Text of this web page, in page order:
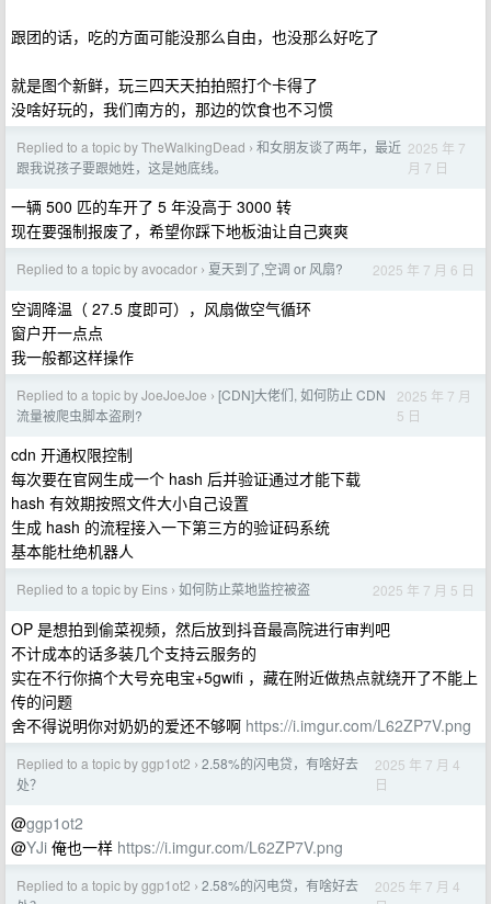
跟团的话，吃的方面可能没那么自由，也没那么好吃了
就是图个新鲜，玩三四天天拍拍照打个卡得了
没啥好玩的，我们南方的，那边的饮食也不习惯
Replied to a topic by TheWalkingDead › 和女朋友谈了两年，最近
跟我说孩子要跟她姓，这是她底线。
2025 年 7
月 7 日
一辆 500 匹的车开了 5 年没高于 3000 转
现在要强制报废了，希望你踩下地板油让自己爽爽
Replied to a topic by avocador › 夏天到了,空调 or 风扇? 2025 年 7 月 6 日
空调降温（ 27.5 度即可），风扇做空气循环
窗户开一点点
我一般都这样操作
Replied to a topic by JoeJoeJoe › [CDN]大佬们, 如何防止 CDN
流量被爬虫脚本盗刷?
2025 年 7 月
5 日
cdn 开通权限控制
每次要在官网生成一个 hash 后并验证通过才能下载
hash 有效期按照文件大小自己设置
生成 hash 的流程接入一下第三方的验证码系统
基本能杜绝机器人
Replied to a topic by Eins › 如何防止菜地监控被盗 2025 年 7 月 5 日
OP 是想拍到偷菜视频，然后放到抖音最高院进行审判吧
不计成本的话多装几个支持云服务的
实在不行你搞个大号充电宝+5gwifi ，藏在附近做热点就绕开了不能上
传的问题
舍不得说明你对奶奶的爱还不够啊 https://i.imgur.com/L62ZP7V.png
Replied to a topic by ggp1ot2 › 2.58%的闪电贷，有啥好去
处？
2025 年 7 月 4
日
@ggp1ot2
@YJi 俺也一样 https://i.imgur.com/L62ZP7V.png
Replied to a topic by ggp1ot2 › 2.58%的闪电贷，有啥好去
2025 年 7 月 4